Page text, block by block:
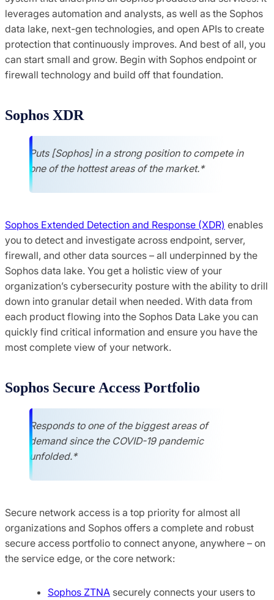
leverages automation and analysts, as well as the Sophos
data lake, next-gen technologies, and open APIs to create
protection that continuously improves. And best of all, you
can start small and grow. Begin with Sophos endpoint or
firewall technology and build off that foundation.
Sophos XDR
Puts [Sophos] in a strong position to compete in
one of the hottest areas of the market.*
Sophos Extended Detection and Response (XDR) enables
you to detect and investigate across endpoint, server,
firewall, and other data sources – all underpinned by the
Sophos data lake. You get a holistic view of your
organization’s cybersecurity posture with the ability to drill
down into granular detail when needed. With data from
each product flowing into the Sophos Data Lake you can
quickly find critical information and ensure you have the
most complete view of your network.
Sophos Secure Access Portfolio
Responds to one of the biggest areas of
demand since the COVID-19 pandemic
unfolded.*
Secure network access is a top priority for almost all
organizations and Sophos offers a complete and robust
secure access portfolio to connect anyone, anywhere – on
the service edge, or the core network:
Sophos ZTNA securely connects your users to